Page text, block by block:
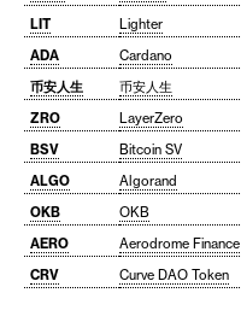
LIT
Lighter
ADA
Cardano
币安人生
币安人生
ZRO
LayerZero
BSV
Bitcoin SV
ALGO
Algorand
OKB
OKB
AERO
Aerodrome Finance
CRV
Curve DAO Token